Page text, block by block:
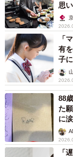
思い
「
有
子
88
た
に
「